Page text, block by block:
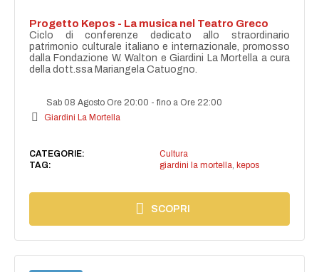
Progetto Kepos - La musica nel Teatro Greco
Ciclo di conferenze dedicato allo straordinario
patrimonio culturale italiano e internazionale, promosso
dalla Fondazione W. Walton e Giardini La Mortella a cura
della dott.ssa Mariangela Catuogno.
Sab 08 Agosto Ore 20:00 -fino a Ore 22:00
Giardini La Mortella
CATEGORIE:
Cultura
TAG:
giardini la mortella kepos
SCOPRI